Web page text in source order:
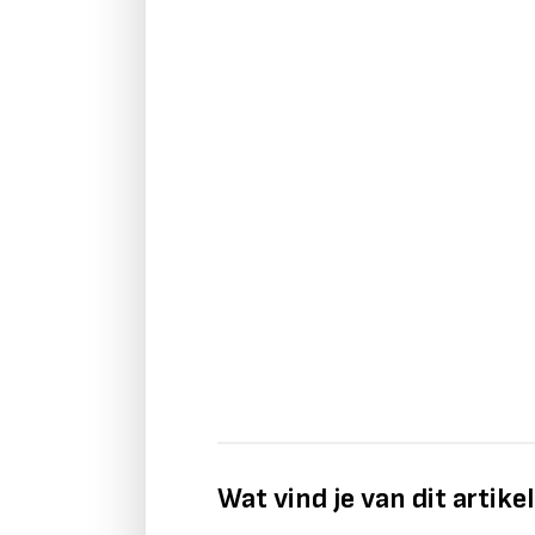
Wat vind je van dit